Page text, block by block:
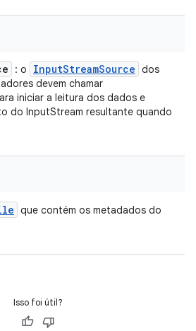
: o InputStreamSource dos
devem chamar
iniciar a leitura dos dados e
do InputStream resultante quando
que contém os metadados do
Isso foi útil?